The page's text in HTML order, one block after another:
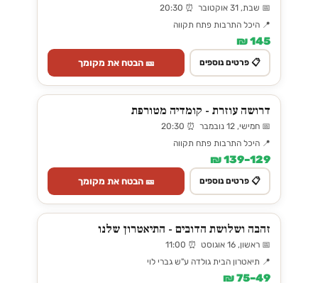
📅 שבת, 31 אוקטובר ⏰ 20:30
📍 היכל התרבות פתח תקווה
145 ₪
📋 פרטים נוספים 🎫 הבטח את מקומך
דרושה עוזרת - קומדיה מטורפת
📅 חמישי, 12 נובמבר ⏰ 20:30
📍 היכל התרבות פתח תקווה
129–139 ₪
📋 פרטים נוספים 🎫 הבטח את מקומך
זהבה ושלושת הדובים - התיאטרון שלנו
📅 ראשון, 16 אוגוסט ⏰ 11:00
📍 תיאטרון הבית גולדה ע"ש גברי לוי
49–75 ₪